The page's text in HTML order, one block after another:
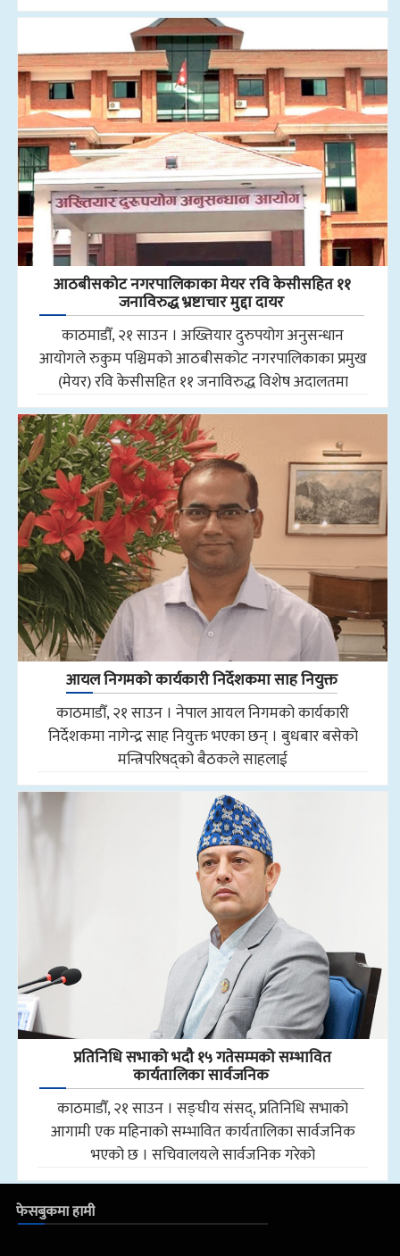
आठबीसकोट नगरपालिकाका मेयर रवि केसीसहित ११
जनाविरुद्ध भ्रष्टाचार मुद्दा दायर
काठमाडौँ, २१ साउन । अख्तियार दुरुपयोग अनुसन्धान
आयोगले रुकुम पश्चिमको आठबीसकोट नगरपालिकाका प्रमुख
(मेयर) रवि केसीसहित ११ जनाविरुद्ध विशेष अदालतमा
आयल निगमको कार्यकारी निर्देशकमा साह नियुक्त
काठमाडौँ, २१ साउन । नेपाल आयल निगमको कार्यकारी
निर्देशकमा नागेन्द्र साह नियुक्त भएका छन् । बुधबार बसेको
मन्त्रिपरिषद्को बैठकले साहलाई
प्रतिनिधि सभाको भदौ १५ गतेसम्मको सम्भावित
कार्यतालिका सार्वजनिक
काठमाडौँ, २१ साउन । सङ्घीय संसद्, प्रतिनिधि सभाको
आगामी एक महिनाको सम्भावित कार्यतालिका सार्वजनिक
भएको छ । सचिवालयले सार्वजनिक गरेको
फेसबुकमा हामी